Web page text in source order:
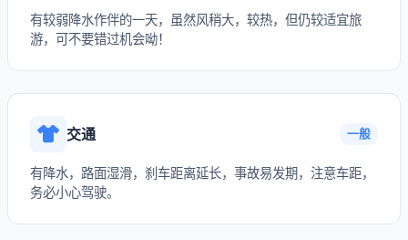
有较弱降水作伴的一天，虽然风稍大，较热，但仍较适宜旅
游，可不要错过机会呦！
交通 一般
有降水，路面湿滑，刹车距离延长，事故易发期，注意车距，
务必小心驾驶。